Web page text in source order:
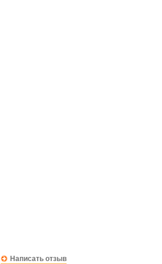
Написать отзыв